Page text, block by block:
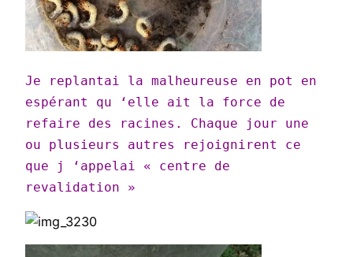
Je replantai la malheureuse en pot en
espérant qu ‘elle ait la force de
refaire des racines. Chaque jour une
ou plusieurs autres rejoignirent ce
que j ‘appelai « centre de
revalidation »